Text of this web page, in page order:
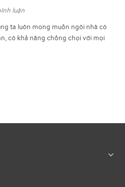
luận
ta luôn mong muốn ngôi nhà có
có khả năng chống chọi với mọi